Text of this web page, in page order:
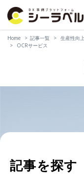
Home 記事一覧 生産性向
OCRサービス
記事を探す